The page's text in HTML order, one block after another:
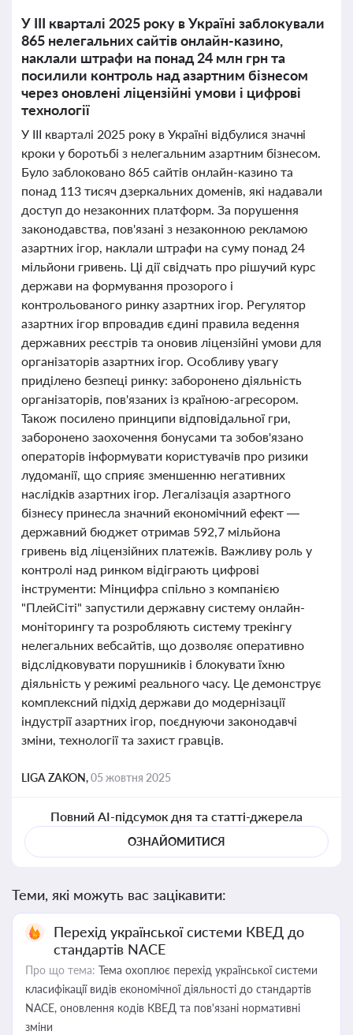
У III кварталі 2025 року в Україні заблокували
865 нелегальних сайтів онлайн-казино,
наклали штрафи на понад 24 млн грн та
посилили контроль над азартним бізнесом
через оновлені ліцензійні умови і цифрові
технології
У III кварталі 2025 року в Україні відбулися значні
кроки у боротьбі з нелегальним азартним бізнесом.
Було заблоковано 865 сайтів онлайн-казино та
понад 113 тисяч дзеркальних доменів, які надавали
доступ до незаконних платформ. За порушення
законодавства, пов'язані з незаконною рекламою
азартних ігор, наклали штрафи на суму понад 24
мільйони гривень. Ці дії свідчать про рішучий курс
держави на формування прозорого і
контрольованого ринку азартних ігор. Регулятор
азартних ігор впровадив єдині правила ведення
державних реєстрів та оновив ліцензійні умови для
організаторів азартних ігор. Особливу увагу
приділено безпеці ринку: заборонено діяльність
організаторів, пов'язаних із країною-агресором.
Також посилено принципи відповідальної гри,
заборонено заохочення бонусами та зобов'язано
операторів інформувати користувачів про ризики
лудоманії, що сприяє зменшенню негативних
наслідків азартних ігор. Легалізація азартного
бізнесу принесла значний економічний ефект —
державний бюджет отримав 592,7 мільйона
гривень від ліцензійних платежів. Важливу роль у
контролі над ринком відіграють цифрові
інструменти: Мінцифра спільно з компанією
"ПлейСіті" запустили державну систему онлайн-
моніторингу та розробляють систему трекінгу
нелегальних вебсайтів, що дозволяє оперативно
відслідковувати порушників і блокувати їхню
діяльність у режимі реального часу. Це демонструє
комплексний підхід держави до модернізації
індустрії азартних ігор, поєднуючи законодавчі
зміни, технології та захист гравців.
LIGA ZAKON,05 жовтня 2025
Повний AI-підсумок дня та статті-джерела
ОЗНАЙОМИТИСЯ
Теми, які можуть вас зацікавити:
Перехід української системи КВЕД до
стандартів NACE
Про що тема: Тема охоплює перехід української системи
класифікації видів економічної діяльності до стандартів
NACE, оновлення кодів КВЕД та пов'язані нормативні
зміни